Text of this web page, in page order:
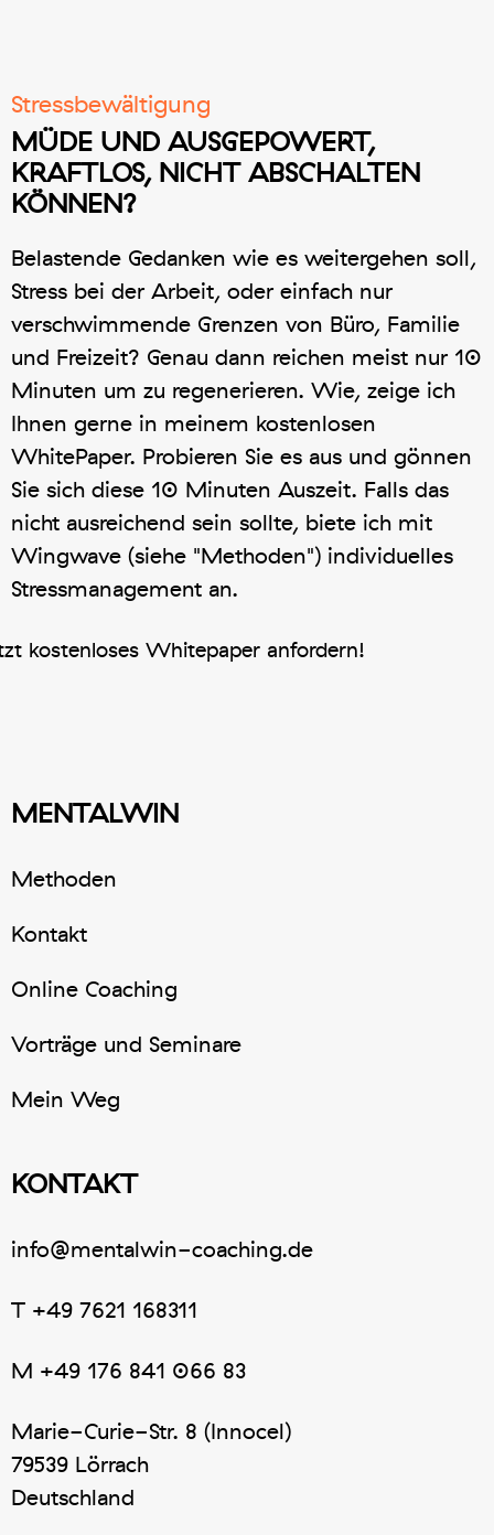
Stressbewältigung
MÜDE UND AUSGEPOWERT,
KRAFTLOS, NICHT ABSCHALTEN
KÖNNEN?
Belastende Gedanken wie es weitergehen soll,
Stress bei der Arbeit, oder einfach nur
verschwimmende Grenzen von Büro, Familie
und Freizeit? Genau dann reichen meist nur 10
Minuten um zu regenerieren. Wie, zeige ich
Ihnen gerne in meinem kostenlosen
WhitePaper. Probieren Sie es aus und gönnen
Sie sich diese 10 Minuten Auszeit. Falls das
nicht ausreichend sein sollte, biete ich mit
Wingwave (siehe "Methoden") individuelles
Stressmanagement an.
kostenloses Whitepaper anfordern!
MENTALWIN
Methoden
Kontakt
Online Coaching
Vorträge und Seminare
Mein Weg
KONTAKT
info@mentalwin-coaching.de
T +49 7621 168311
M +49 176 841 066 83
Marie-Curie-Str. 8 (Innocel)
79539 Lörrach
Deutschland